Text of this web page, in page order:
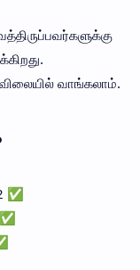
வாங்கலாம்.
✅